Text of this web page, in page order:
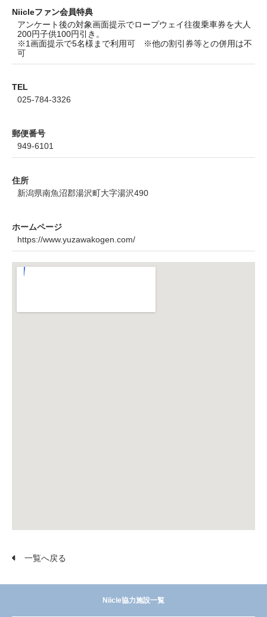
Niicleファン会員特典
アンケート後の対象画面提示でロープウェイ往復乗車券を大人
200円子供100円引き。
※1画面提示で5名様まで利用可 ※他の割引券等との併用は不
可
TEL
025-784-3326
郵便番号
949-6101
住所
新潟県南魚沼郡湯沢町大字湯沢490
ホームページ
https://www.yuzawakogen.com/
一覧へ戻る
Niicle協力施設一覧